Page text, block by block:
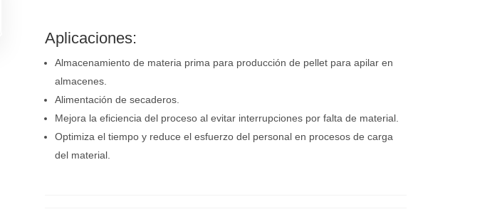
Aplicaciones:
Almacenamiento de materia prima para producción de pellet para apilar en
almacenes.
Alimentación de secaderos.
Mejora la eficiencia del proceso al evitar interrupciones por falta de material.
Optimiza el tiempo y reduce el esfuerzo del personal en procesos de carga
del material.